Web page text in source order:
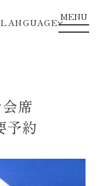
LANGUAGEMENU
席
予約